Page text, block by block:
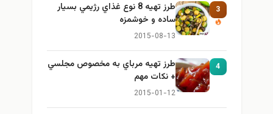
3
طرز تهيه 8 نوع غذاي رژيمي بسيار
ساده و خوشمزه
2015-08-13
4
طرز تهيه مرباي به مخصوص مجلسي
+ نكات مهم
2015-01-12